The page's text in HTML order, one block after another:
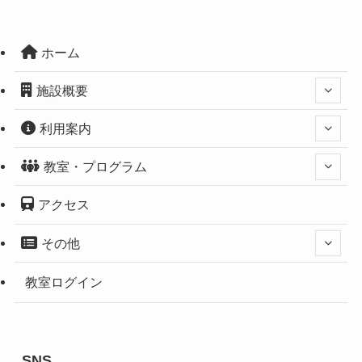
ホーム
施設概要
利用案内
教室・プログラム
アクセス
その他
教室ログイン